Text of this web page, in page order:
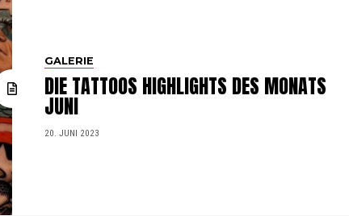
GALERIE
DIE TATTOOS HIGHLIGHTS DES MONATS
JUNI
20. JUNI 2023